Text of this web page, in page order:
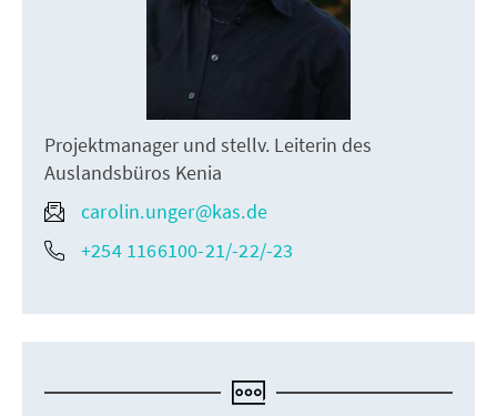
Projektmanager und stellv. Leiterin des
Auslandsbüros Kenia
carolin.unger@kas.de
+254 1166100-21/-22/-23